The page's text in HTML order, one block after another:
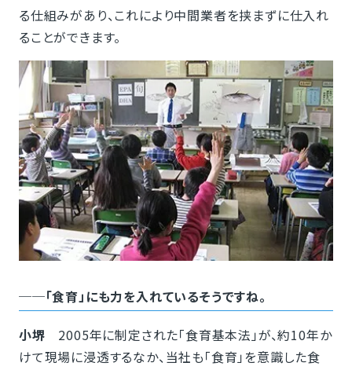
る仕組みがあり、これにより中間業者を挟まずに仕入れ
ることができます。
──「食育」にも力を入れているそうですね。
小堺 2005年に制定された「食育基本法」が、約10年か
けて現場に浸透するなか、当社も「食育」を意識した食